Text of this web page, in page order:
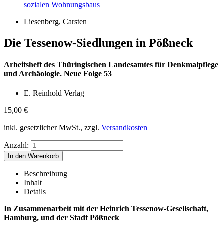
Liesenberg, Carsten
Die Tessenow-Siedlungen in Pößneck
Arbeitsheft des Thüringischen Landesamtes für Denkmalpflege
und Archäologie. Neue Folge 53
E. Reinhold Verlag
15,00 €
inkl. gesetzlicher MwSt., zzgl. Versandkosten
Anzahl:
Beschreibung
Inhalt
Details
In Zusammenarbeit mit der Heinrich Tessenow-Gesellschaft,
Hamburg, und der Stadt Pößneck